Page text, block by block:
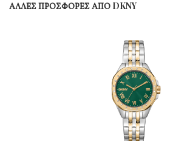
ΑΛΛΕΣ ΠΡΟΣΦΟΡΕΣ ΑΠΟ DKNY